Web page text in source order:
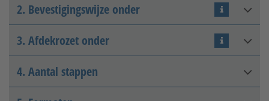
V2A
2. Bevestigingswijze onder
Schroef op (voor de trap)
3. Afdekrozet onder
4. Aantal stappen